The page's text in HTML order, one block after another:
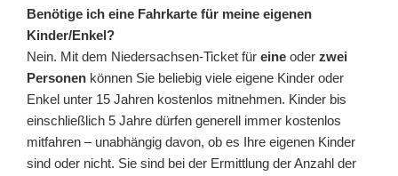
Benötige ich eine Fahrkarte für meine eigenen
Kinder/Enkel?
Nein. Mit dem Niedersachsen-Ticket für eine oder zwei
Personen können Sie beliebig viele eigene Kinder oder
Enkel unter 15 Jahren kostenlos mitnehmen. Kinder bis
einschließlich 5 Jahre dürfen generell immer kostenlos
mitfahren – unabhängig davon, ob es Ihre eigenen Kinder
sind oder nicht. Sie sind bei der Ermittlung der Anzahl der